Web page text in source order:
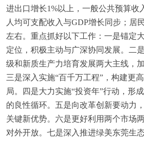
进出口增长1%以上，一般公共预算收
人均可支配收入与GDP增长同步；居
左右。重点抓好以下工作：一是锚定
定位，积极主动与广深协同发展。二
级和新质生产力培育发展两大主线，
三是深入实施“百千万工程”，构建更
局。四是大力实施“投资年”行动，形
的良性循环。五是向改革创新要动力
关键新优势。六是更好利用两个市场
对外开放。七是深入推进绿美东莞生